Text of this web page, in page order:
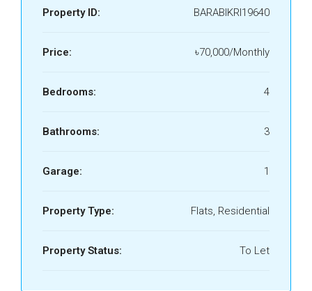
Property ID: BARABIKRI19640
Price: ৳70,000/Monthly
Bedrooms: 4
Bathrooms: 3
Garage: 1
Property Type: Flats, Residential
Property Status: To Let